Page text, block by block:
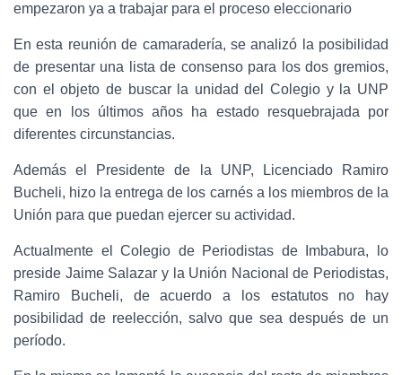
empezaron ya a trabajar para el proceso eleccionario
En esta reunión de camaradería, se analizó la posibilidad
de presentar una lista de consenso para los dos gremios,
con el objeto de buscar la unidad del Colegio y la UNP
que en los últimos años ha estado resquebrajada por
diferentes circunstancias.
Además el Presidente de la UNP, Licenciado Ramiro
Bucheli, hizo la entrega de los carnés a los miembros de la
Unión para que puedan ejercer su actividad.
Actualmente el Colegio de Periodistas de Imbabura, lo
preside Jaime Salazar y la Unión Nacional de Periodistas,
Ramiro Bucheli, de acuerdo a los estatutos no hay
posibilidad de reelección, salvo que sea después de un
período.